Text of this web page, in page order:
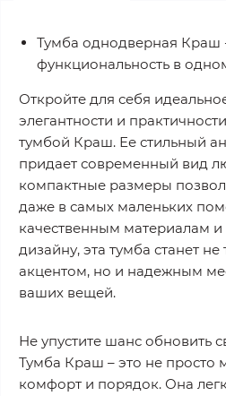
Тумба однодверная Краш
функциональность в
Откройте для себя
элегантности и
тумбой Краш. Ее стильный
придает современный вид
компактные размеры
даже в самых маленьких
качественным материалам
дизайну, эта тумба станет
акцентом, но и надежным
ваших вещей.
Не упустите шанс обновить
Тумба Краш – это не просто
комфорт и порядок. Она